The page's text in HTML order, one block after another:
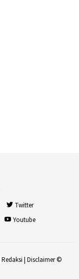
Twitter
Youtube
Redaksi | Disclaimer©